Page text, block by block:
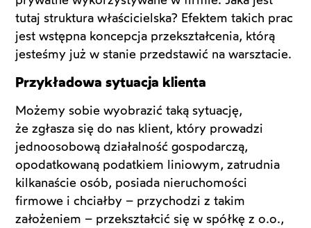
tutaj struktura właścicielska? Efektem takich prac
jest wstępna koncepcja przekształcenia, którą
jesteśmy już w stanie przedstawić na warsztacie.
Przykładowa sytuacja klienta
Możemy sobie wyobrazić taką sytuację,
że zgłasza się do nas klient, który prowadzi
jednoosobową działalność gospodarczą,
opodatkowaną podatkiem liniowym, zatrudnia
kilkanaście osób, posiada nieruchomości
firmowe i chciałby – przychodzi z takim
założeniem – przekształcić się w spółkę z o.o.,